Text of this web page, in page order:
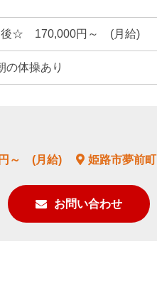
☆ 170,000円～ (月給)
体操あり
～ (月給) 姫路市夢前町
お問い合わせ